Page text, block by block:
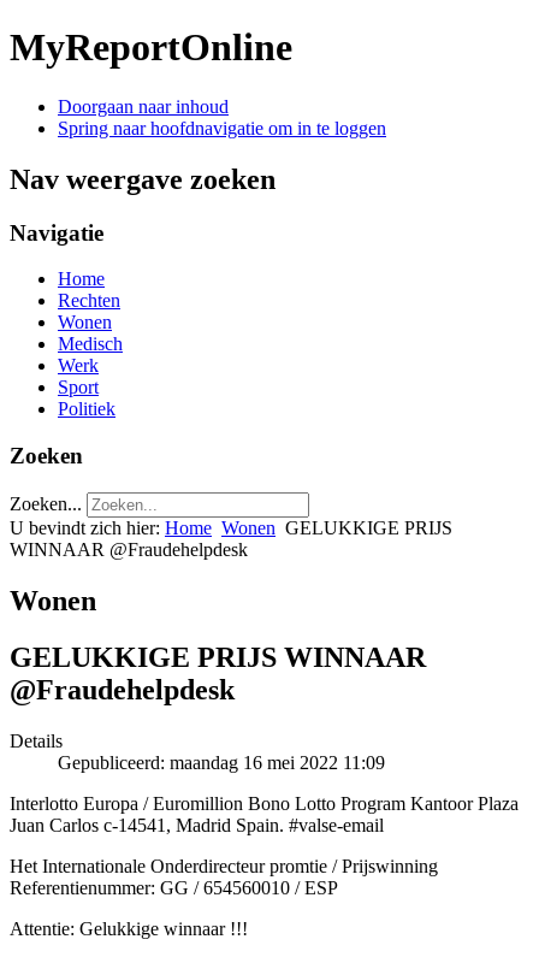
MyReportOnline
Doorgaan naar inhoud
Spring naar hoofdnavigatie om in te loggen
Nav weergave zoeken
Navigatie
Home
Rechten
Wonen
Medisch
Werk
Sport
Politiek
Zoeken
Zoeken...
U bevindt zich hier: Home Wonen GELUKKIGE PRIJS
WINNAAR @Fraudehelpdesk
Wonen
GELUKKIGE PRIJS WINNAAR
@Fraudehelpdesk
Details
Gepubliceerd: maandag 16 mei 2022 11:09
Interlotto Europa / Euromillion Bono Lotto Program Kantoor Plaza
Juan Carlos c-14541, Madrid Spain. #valse-email
Het Internationale Onderdirecteur promtie / Prijswinning
Referentienummer: GG / 654560010 / ESP
Attentie: Gelukkige winnaar !!!